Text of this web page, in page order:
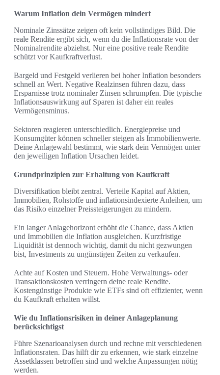
Warum Inflation dein Vermögen mindert
Nominale Zinssätze zeigen oft kein vollständiges Bild. Die
reale Rendite ergibt sich, wenn du die Inflationsrate von der
Nominalrendite abziehst. Nur eine positive reale Rendite
schützt vor Kaufkraftverlust.
Bargeld und Festgeld verlieren bei hoher Inflation besonders
schnell an Wert. Negative Realzinsen führen dazu, dass
Ersparnisse trotz nominaler Zinsen schrumpfen. Die typische
Inflationsauswirkung auf Sparen ist daher ein reales
Vermögensminus.
Sektoren reagieren unterschiedlich. Energiepreise und
Konsumgüter können schneller steigen als Immobilienwerte.
Deine Anlagewahl bestimmt, wie stark dein Vermögen unter
den jeweiligen Inflation Ursachen leidet.
Grundprinzipien zur Erhaltung von Kaufkraft
Diversifikation bleibt zentral. Verteile Kapital auf Aktien,
Immobilien, Rohstoffe und inflationsindexierte Anleihen, um
das Risiko einzelner Preissteigerungen zu mindern.
Ein langer Anlagehorizont erhöht die Chance, dass Aktien
und Immobilien die Inflation ausgleichen. Kurzfristige
Liquidität ist dennoch wichtig, damit du nicht gezwungen
bist, Investments zu ungünstigen Zeiten zu verkaufen.
Achte auf Kosten und Steuern. Hohe Verwaltungs- oder
Transaktionskosten verringern deine reale Rendite.
Kostengünstige Produkte wie ETFs sind oft effizienter, wenn
du Kaufkraft erhalten willst.
Wie du Inflationsrisiken in deiner Anlageplanung
berücksichtigst
Führe Szenarioanalysen durch und rechne mit verschiedenen
Inflationsraten. Das hilft dir zu erkennen, wie stark einzelne
Assetklassen betroffen sind und welche Anpassungen nötig
werden.